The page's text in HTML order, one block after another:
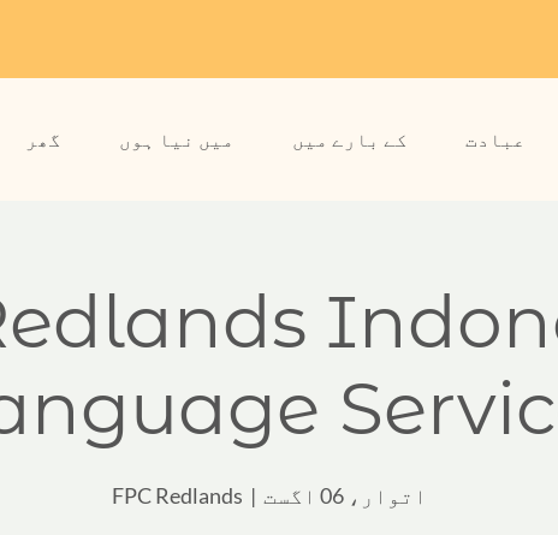
گھر میں نیا ہوں کے بارے میں عبادت
اتوار، 06 اگست
  |
FPC Redlands